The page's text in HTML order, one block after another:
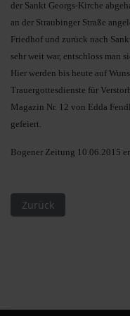
der Sankt Georgs-Kirche
an der Straubinger Straße
Friedhof und zurück nach
sehr weit war, entschloss man
Hier werden bis heute auf
Trauergottesdienste für
Magazin Nr. 12 von Edda
gefeiert.
Bogener Zeitung 10.06.2015
Vorheriger Beitrag:
Zurück